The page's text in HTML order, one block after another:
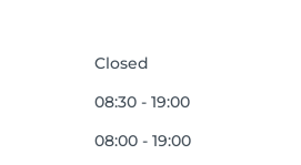
Closed
08:30 - 19:00
08:00 - 19:00